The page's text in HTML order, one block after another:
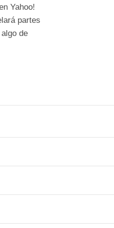
Yahoo!
partes
de